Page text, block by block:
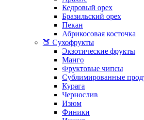
Кедровый орех
Бразильский орех
Пекан
Абрикосовая косточка
🍑 Сухофрукты
Экзотические фрукты
Манго
Фруктовые чипсы
Сублимированные
Курага
Чернослив
Изюм
Финики